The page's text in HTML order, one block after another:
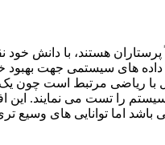
هستند، با دانش
داده های سیستمی جهت
با ریاضی مرتبط است چون
را تست می نمایند. این
باشد اما توانایی های